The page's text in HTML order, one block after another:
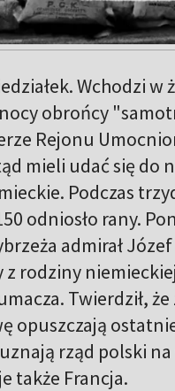
Wchodzi
obrońcy
Rejonu
mieli udać się do
Podczas
odniosło rany.
admirał
rodziny
Twierdził,
opuszczają
rząd polski
także Francja.